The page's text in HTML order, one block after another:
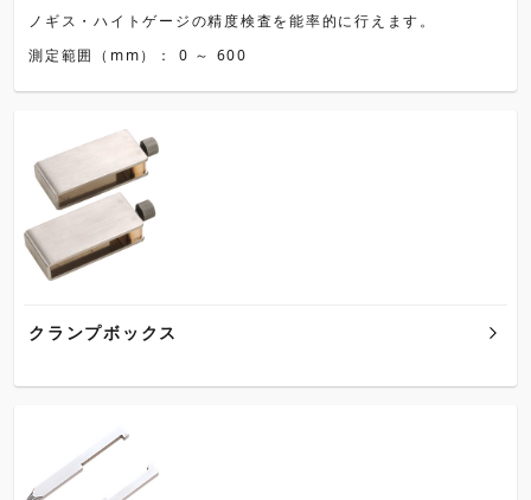
ノギス・ハイトゲージの精度検査を能率的に行えます。
測定範囲（mm）： 0 ～ 600
クランプボックス